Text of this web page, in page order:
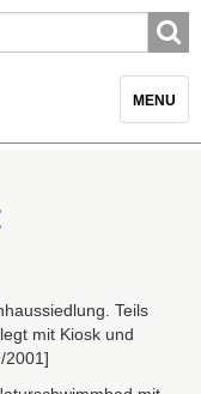
Toggle
MENU
Teils
mit Kiosk und
2001]